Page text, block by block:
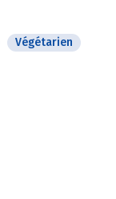
Végétarien